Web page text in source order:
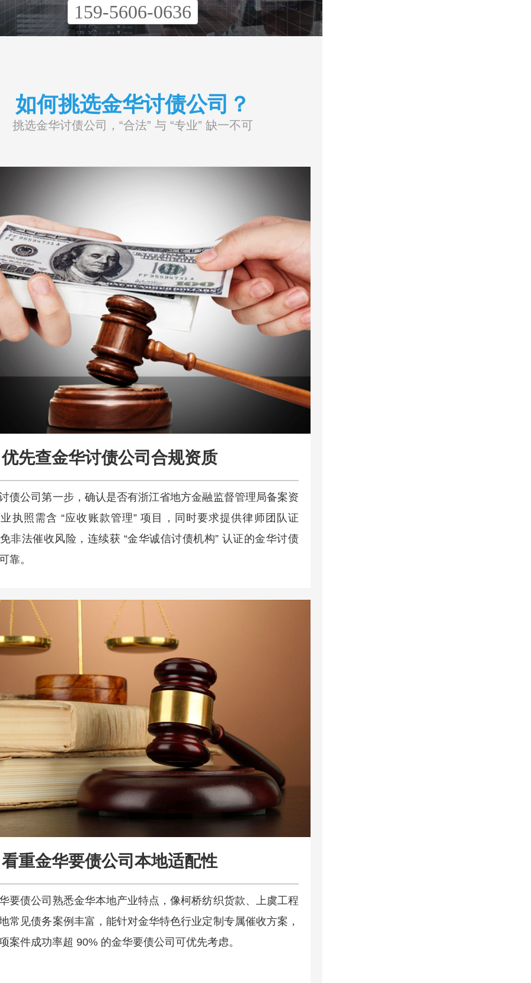
159-5606-0636
如何挑选金华讨债公司？
挑选金华讨债公司，“合法” 与 “专业” 缺一不可
优先查金华讨债公司合规资质
债公司第一步，确认是否有浙江省地方金融监督管理局备案资
执照需含 “应收账款管理” 项目，同时要求提供律师团队证
非法催收风险，连续获 “金华诚信讨债机构” 认证的金华讨债
靠。​
看重金华要债公司本地适配性
要债公司熟悉金华本地产业特点，像柯桥纺织货款、上虞工程
常见债务案例丰富，能针对金华特色行业定制专属催收方案，
案件成功率超 90% 的金华要债公司可优先考虑。